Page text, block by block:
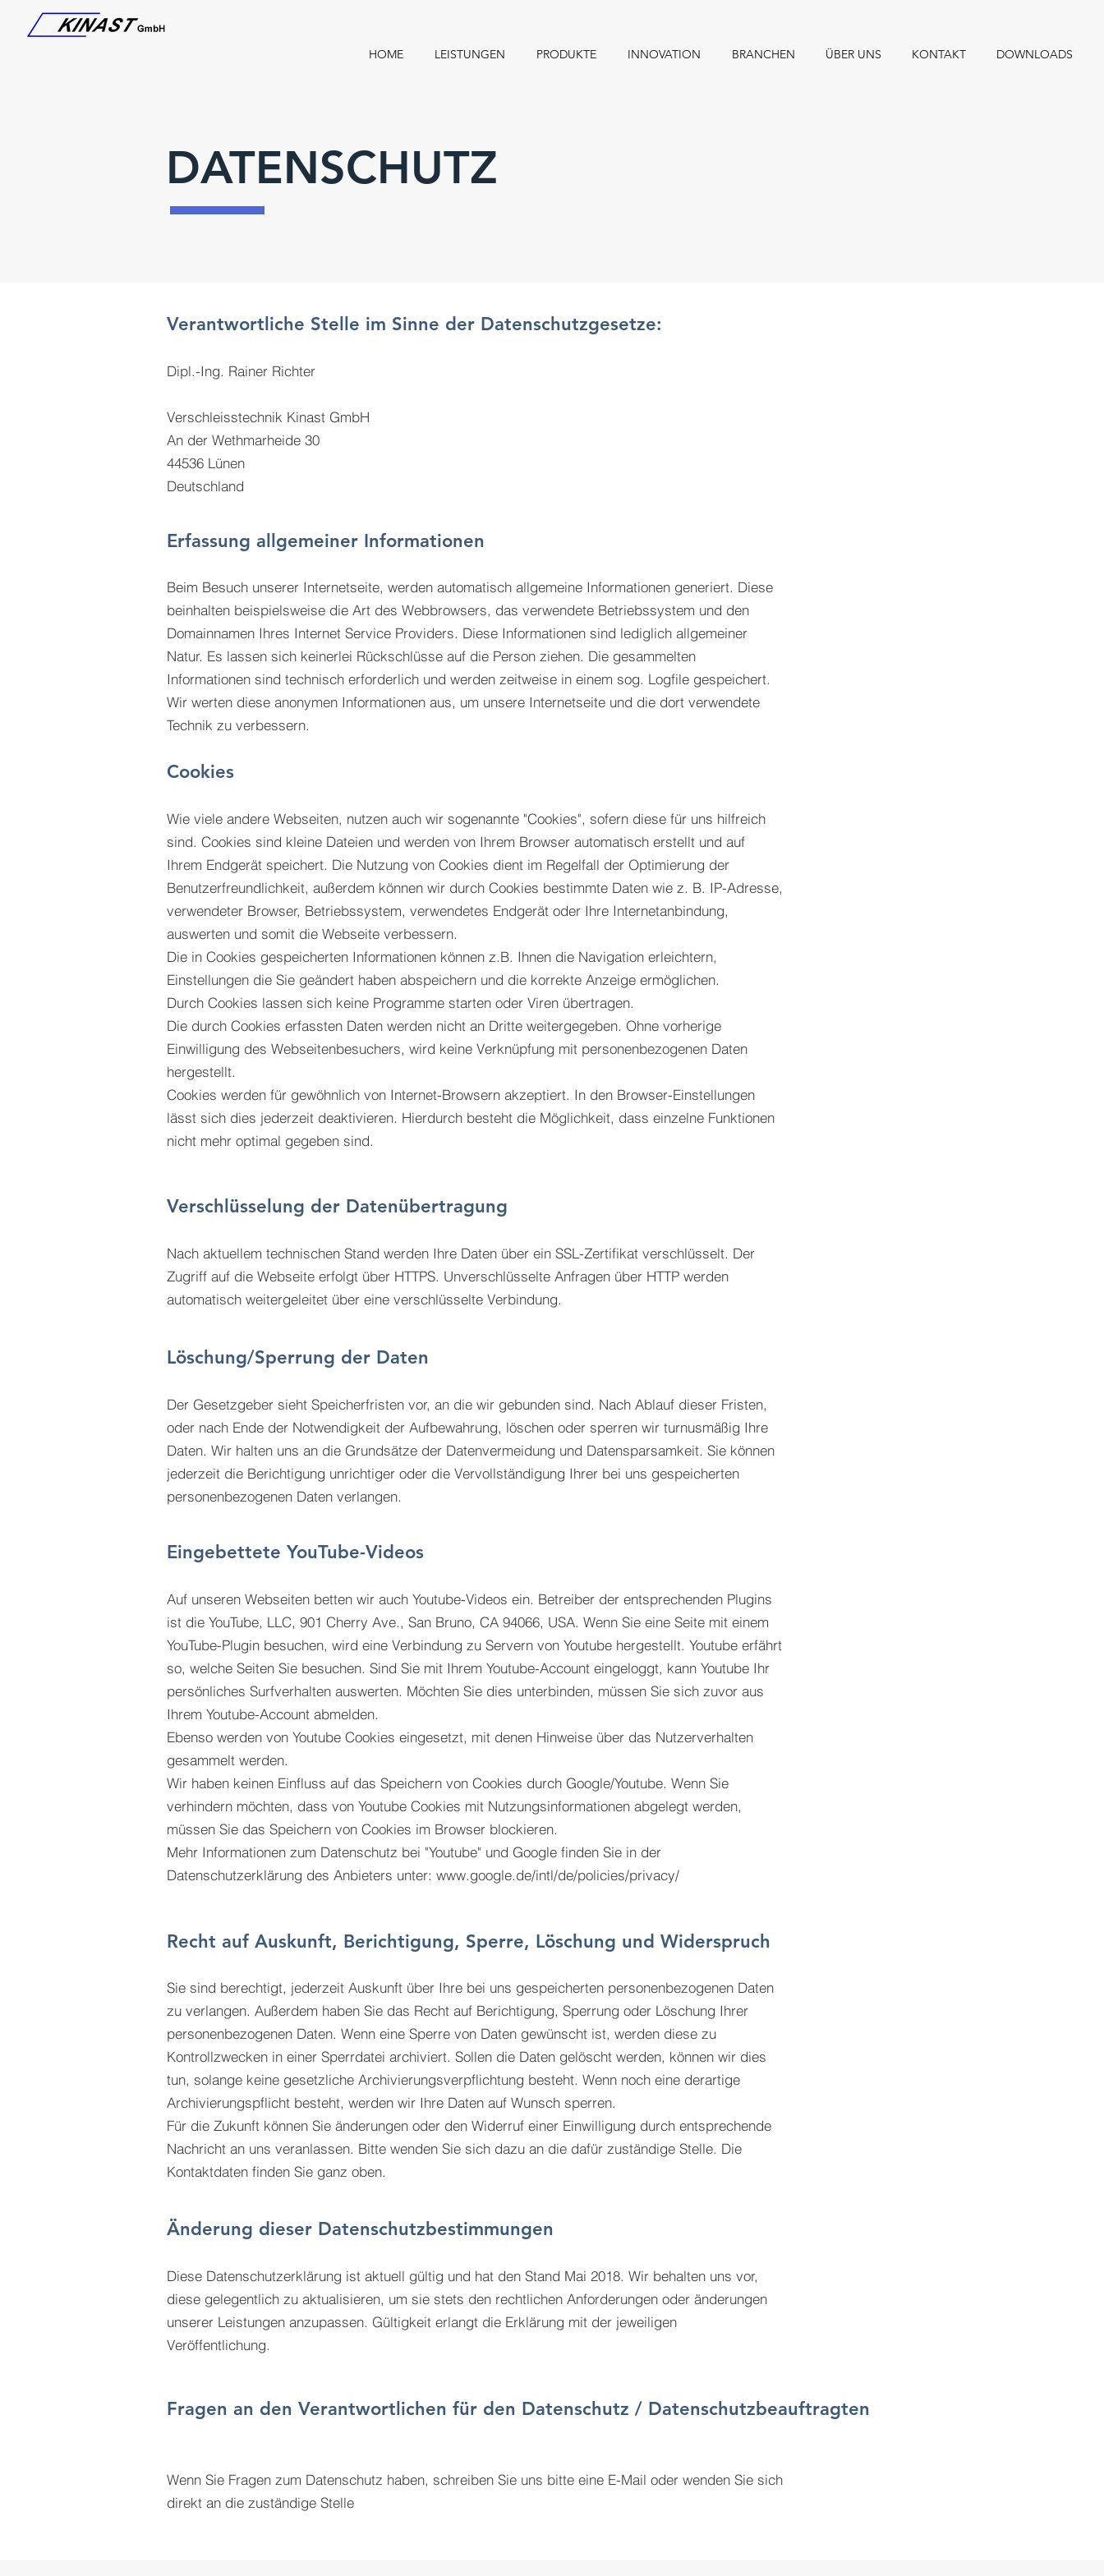
HOME LEISTUNGEN PRODUKTE INNOVATION BRANCHEN ÜBER UNS KONTAKT DOWNLOADS
DATENSCHUTZ
Verantwortliche Stelle im Sinne der Datenschutzgesetze:
Dipl.-Ing. Rainer Richter
Verschleisstechnik Kinast GmbH
An der Wethmarheide 30
44536 Lünen
Deutschland
Erfassung allgemeiner Informationen
Beim Besuch unserer Internetseite, werden automatisch allgemeine Informationen generiert. Diese
beinhalten beispielsweise die Art des Webbrowsers, das verwendete Betriebssystem und den
Domainnamen Ihres Internet Service Providers. Diese Informationen sind lediglich allgemeiner
Natur. Es lassen sich keinerlei Rückschlüsse auf die Person ziehen. Die gesammelten
Informationen sind technisch erforderlich und werden zeitweise in einem sog. Logfile gespeichert.
Wir werten diese anonymen Informationen aus, um unsere Internetseite und die dort verwendete
Technik zu verbessern.
Cookies
Wie viele andere Webseiten, nutzen auch wir sogenannte "Cookies", sofern diese für uns hilfreich
sind. Cookies sind kleine Dateien und werden von Ihrem Browser automatisch erstellt und auf
Ihrem Endgerät speichert. Die Nutzung von Cookies dient im Regelfall der Optimierung der
Benutzerfreundlichkeit, außerdem können wir durch Cookies bestimmte Daten wie z. B. IP-Adresse,
verwendeter Browser, Betriebssystem, verwendetes Endgerät oder Ihre Internetanbindung,
auswerten und somit die Webseite verbessern.
Die in Cookies gespeicherten Informationen können z.B. Ihnen die Navigation erleichtern,
Einstellungen die Sie geändert haben abspeichern und die korrekte Anzeige ermöglichen.
Durch Cookies lassen sich keine Programme starten oder Viren übertragen.
Die durch Cookies erfassten Daten werden nicht an Dritte weitergegeben. Ohne vorherige
Einwilligung des Webseitenbesuchers, wird keine Verknüpfung mit personenbezogenen Daten
hergestellt.
Cookies werden für gewöhnlich von Internet-Browsern akzeptiert. In den Browser-Einstellungen
lässt sich dies jederzeit deaktivieren. Hierdurch besteht die Möglichkeit, dass einzelne Funktionen
nicht mehr optimal gegeben sind.
Verschlüsselung der Datenübertragung
Nach aktuellem technischen Stand werden Ihre Daten über ein SSL-Zertifikat verschlüsselt. Der
Zugriff auf die Webseite erfolgt über HTTPS. Unverschlüsselte Anfragen über HTTP werden
automatisch weitergeleitet über eine verschlüsselte Verbindung.
Löschung/Sperrung der Daten
Der Gesetzgeber sieht Speicherfristen vor, an die wir gebunden sind. Nach Ablauf dieser Fristen,
oder nach Ende der Notwendigkeit der Aufbewahrung, löschen oder sperren wir turnusmäßig Ihre
Daten. Wir halten uns an die Grundsätze der Datenvermeidung und Datensparsamkeit. Sie können
jederzeit die Berichtigung unrichtiger oder die Vervollständigung Ihrer bei uns gespeicherten
personenbezogenen Daten verlangen.
Eingebettete YouTube-Videos
Auf unseren Webseiten betten wir auch Youtube-Videos ein. Betreiber der entsprechenden Plugins
ist die YouTube, LLC, 901 Cherry Ave., San Bruno, CA 94066, USA. Wenn Sie eine Seite mit einem
YouTube-Plugin besuchen, wird eine Verbindung zu Servern von Youtube hergestellt. Youtube erfährt
so, welche Seiten Sie besuchen. Sind Sie mit Ihrem Youtube-Account eingeloggt, kann Youtube Ihr
persönliches Surfverhalten auswerten. Möchten Sie dies unterbinden, müssen Sie sich zuvor aus
Ihrem Youtube-Account abmelden.
Ebenso werden von Youtube Cookies eingesetzt, mit denen Hinweise über das Nutzerverhalten
gesammelt werden.
Wir haben keinen Einfluss auf das Speichern von Cookies durch Google/Youtube. Wenn Sie
verhindern möchten, dass von Youtube Cookies mit Nutzungsinformationen abgelegt werden,
müssen Sie das Speichern von Cookies im Browser blockieren.
Mehr Informationen zum Datenschutz bei "Youtube" und Google finden Sie in der
Datenschutzerklärung des Anbieters unter: www.google.de/intl/de/policies/privacy/
Recht auf Auskunft, Berichtigung, Sperre, Löschung und Widerspruch
Sie sind berechtigt, jederzeit Auskunft über Ihre bei uns gespeicherten personenbezogenen Daten
zu verlangen. Außerdem haben Sie das Recht auf Berichtigung, Sperrung oder Löschung Ihrer
personenbezogenen Daten. Wenn eine Sperre von Daten gewünscht ist, werden diese zu
Kontrollzwecken in einer Sperrdatei archiviert. Sollen die Daten gelöscht werden, können wir dies
tun, solange keine gesetzliche Archivierungsverpflichtung besteht. Wenn noch eine derartige
Archivierungspflicht besteht, werden wir Ihre Daten auf Wunsch sperren.
Für die Zukunft können Sie änderungen oder den Widerruf einer Einwilligung durch entsprechende
Nachricht an uns veranlassen. Bitte wenden Sie sich dazu an die dafür zuständige Stelle. Die
Kontaktdaten finden Sie ganz oben.
Änderung dieser Datenschutzbestimmungen
Diese Datenschutzerklärung ist aktuell gültig und hat den Stand Mai 2018. Wir behalten uns vor,
diese gelegentlich zu aktualisieren, um sie stets den rechtlichen Anforderungen oder änderungen
unserer Leistungen anzupassen. Gültigkeit erlangt die Erklärung mit der jeweiligen
Veröffentlichung.
Fragen an den Verantwortlichen für den Datenschutz / Datenschutzbeauftragten
Wenn Sie Fragen zum Datenschutz haben, schreiben Sie uns bitte eine E-Mail oder wenden Sie sich
direkt an die zuständige Stelle